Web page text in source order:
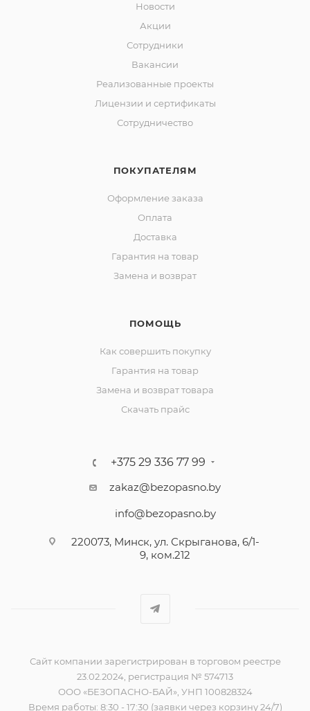
Новости
Акции
Сотрудники
Вакансии
Реализованные проекты
Лицензии и сертификаты
Сотрудничество
ПОКУПАТЕЛЯМ
Оформление заказа
Оплата
Доставка
Гарантия на товар
Замена и возврат
ПОМОЩЬ
Как совершить покупку
Гарантия на товар
Замена и возврат товара
Скачать прайс
+375 29 336 77 99
zakaz@bezopasno.by
info@bezopasno.by
220073, Минск, ул. Скрыганова, 6/1-
9, ком.212
Сайт компании зарегистрирован в торговом реестре
23.02.2024, регистрация № 574713
ООО «БЕЗОПАСНО-БАЙ», УНП 100828324
Время работы: 8:30 - 17:30 (заявки через корзину 24/7)